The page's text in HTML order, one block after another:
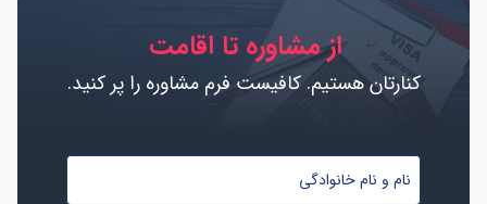
از مشاوره تا اقامت
کنارتان هستیم. کافیست فرم مشاوره را پر کنید.
نام